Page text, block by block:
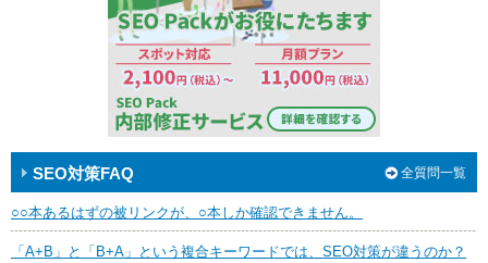
SEO対策FAQ 全質問一覧
○○本あるはずの被リンクが、○本しか確認できません。
「A+B」と「B+A」という複合キーワードでは、SEO対策が違うのか？